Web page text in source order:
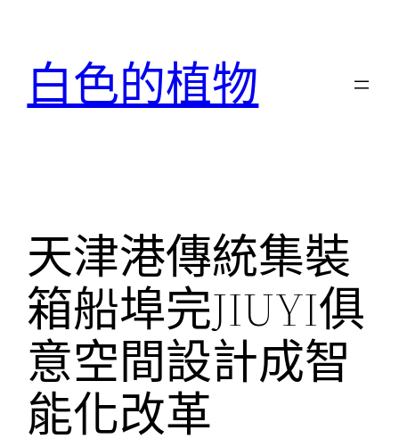
白色的植物
天津港傳統集裝
箱船埠完JIUYI俱
意空間設計成智
能化改革